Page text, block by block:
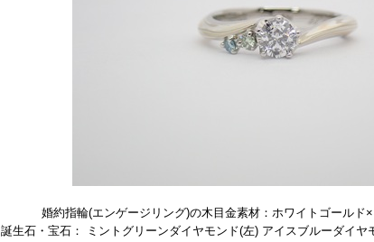
婚約指輪(エンゲージリング)の木目金素材：ホワイトゴールド
誕生石・宝石： ミントグリーンダイヤモンド(左) アイスブルーダイヤ